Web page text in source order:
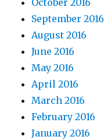
October 2016
September 2016
August 2016
June 2016
May 2016
April 2016
March 2016
February 2016
January 2016